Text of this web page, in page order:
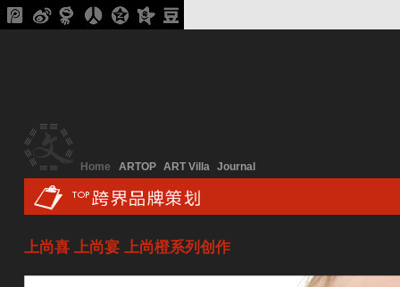
Home ARTOP ART Villa Journal
上尚喜 上尚宴 上尚橙系列创作